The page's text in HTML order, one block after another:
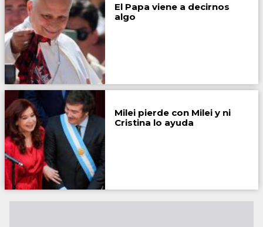
El Papa viene a decirnos
algo
Milei pierde con Milei y ni
Cristina lo ayuda